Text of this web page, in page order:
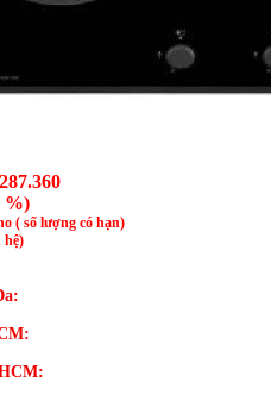
%)
( số lượng có hạn)
hệ)